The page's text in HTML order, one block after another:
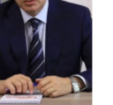
շենքի
են ունեցել
ին